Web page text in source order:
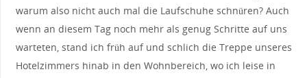
warum also nicht auch mal die Laufschuhe schnüren? Auch
wenn an diesem Tag noch mehr als genug Schritte auf uns
warteten, stand ich früh auf und schlich die Treppe unseres
Hotelzimmers hinab in den Wohnbereich, wo ich leise in